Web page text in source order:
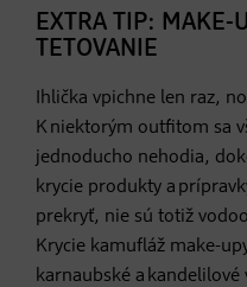
EXTRA TIP: MAKE-
TETOVANIE
Ihlička vpichne len raz,
K niektorým outfitom sa
jednoducho nehodia,
krycie produkty a
prekryť, nie sú totiž
Krycie kamufláž make-
karnaubské a